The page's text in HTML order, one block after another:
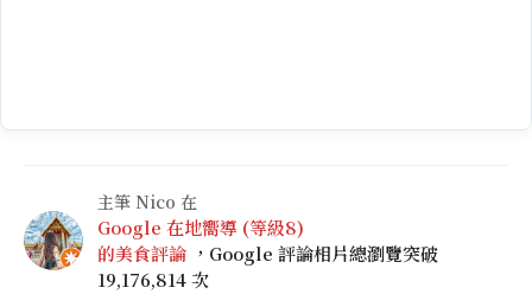
主筆 Nico 在
Google 在地嚮導 (等級8)
的美食評論 ，Google 評論相片總瀏覽突破
19,176,814 次